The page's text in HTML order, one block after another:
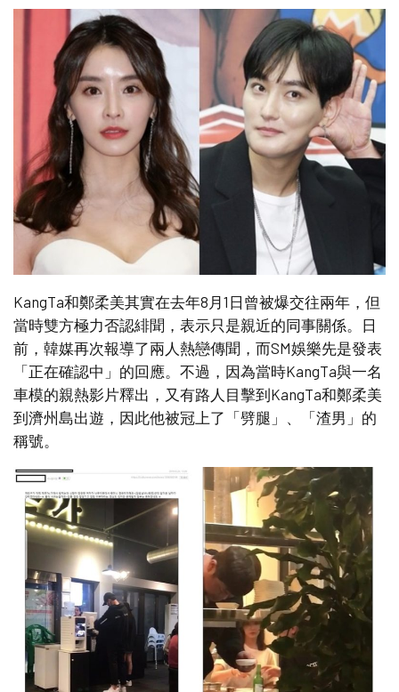
KangTa和鄭柔美其實在去年8月1日曾被爆交往兩年，但
當時雙方極力否認緋聞，表示只是親近的同事關係。日
前，韓媒再次報導了兩人熱戀傳聞，而SM娛樂先是發表
「正在確認中」的回應。不過，因為當時KangTa與一名
車模的親熱影片釋出，又有路人目擊到KangTa和鄭柔美
到濟州島出遊，因此他被冠上了「劈腿」、「渣男」的
稱號。